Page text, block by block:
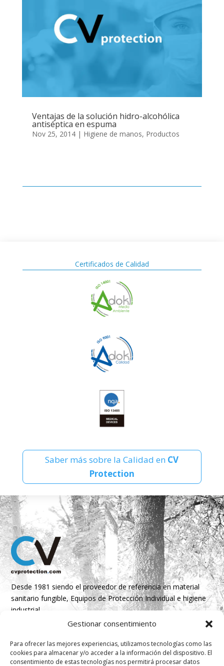
Gestionar consentimiento
Para ofrecer las mejores experiencias, utilizamos tecnologías como las
cookies para almacenar y/o acceder a la información del dispositivo. El
consentimiento de estas tecnologías nos permitirá procesar datos
Ventajas de la solución hidro-alcohólica
antiséptica en espuma
Nov 25, 2014| Higiene de manos, Productos
Certificados de Calidad
Saber más sobre la Calidad en CV
Protection
Desde 1981 siendo el proveedor de referencia en material
sanitario fungible, Equipos de Protección Individual e higiene
industrial
48340 Amorebieta, Bizkaia, Spain